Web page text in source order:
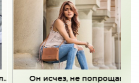
не попрощавшись -..